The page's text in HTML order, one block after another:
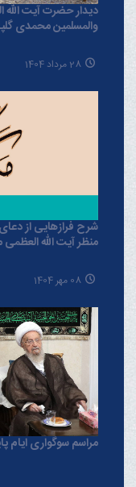
دیدار حضرت آیت الله
والمسلمین محمدی
28 مرداد 1404
شرح فرازهایی از
منظر آیت الله
08 مهر 1404
مراسم سوگواری ایام